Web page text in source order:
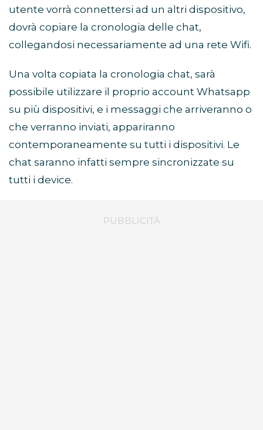
utente vorrà connettersi ad un altri dispositivo,
dovrà copiare la cronologia delle chat,
collegandosi necessariamente ad una rete Wifi.
Una volta copiata la cronologia chat, sarà
possibile utilizzare il proprio account Whatsapp
su più dispositivi, e i messaggi che arriveranno o
che verranno inviati, appariranno
contemporaneamente su tutti i dispositivi. Le
chat saranno infatti sempre sincronizzate su
tutti i device.